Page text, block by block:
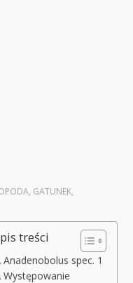
, GATUNEK,
treści
Anadenobolus spec. 1
Występowanie